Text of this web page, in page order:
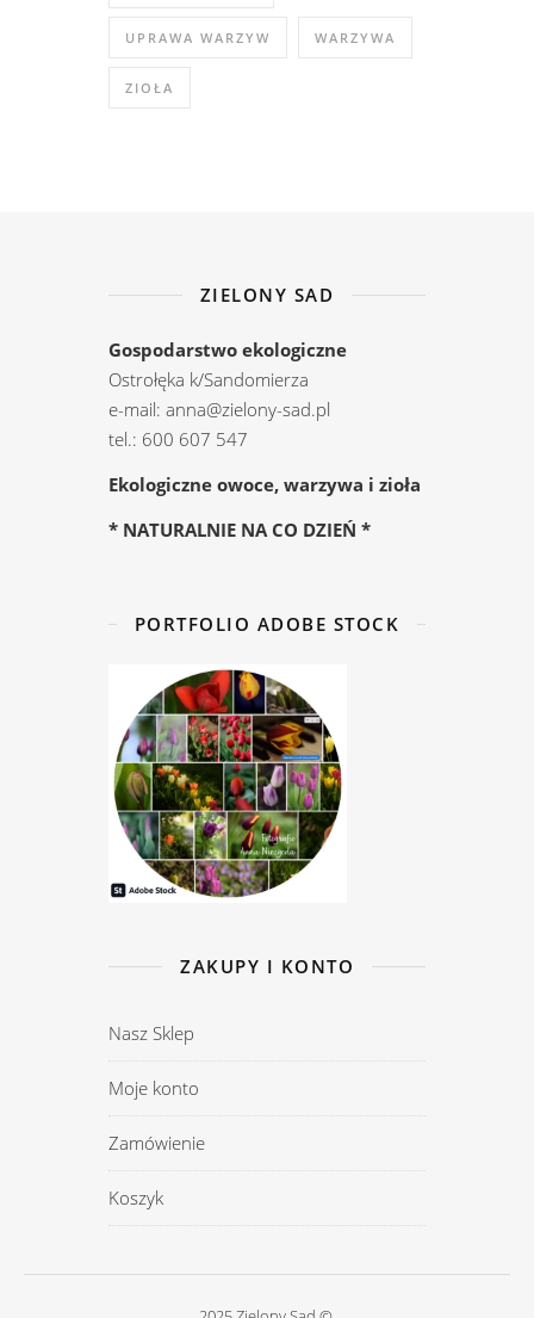
UPRAWA WARZYW WARZYWA
ZIOŁA
ZIELONY SAD
Gospodarstwo ekologiczne
Ostrołęka k/Sandomierza
e-mail: anna@zielony-sad.pl
tel.: 600 607 547
Ekologiczne owoce, warzywa i zioła
* NATURALNIE NA CO DZIEŃ *
PORTFOLIO ADOBE STOCK
ZAKUPY I KONTO
Nasz Sklep
Moje konto
Zamówienie
Koszyk